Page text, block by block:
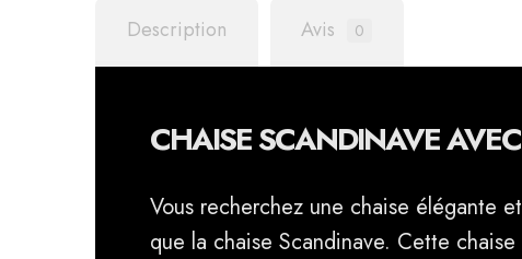
Description Avis 0
CHAISE SCANDINAVE
Vous recherchez une chaise élégante
que la chaise Scandinave. Cette